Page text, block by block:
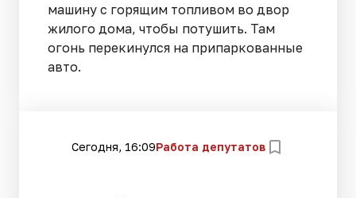
машину с горящим топливом во двор
жилого дома, чтобы потушить. Там
огонь перекинулся на припаркованные
авто.
Сегодня, 16:09Работа депутатов